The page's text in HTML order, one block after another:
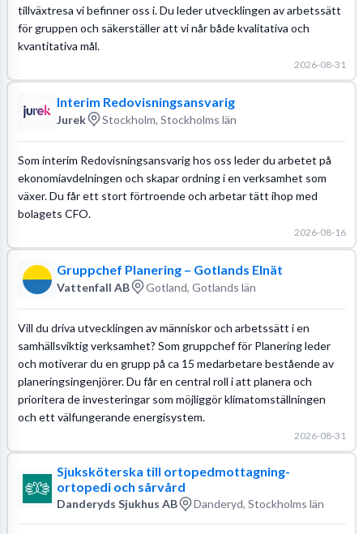
tillväxtresa vi befinner oss i. Du leder utvecklingen av arbetssätt
för gruppen och säkerställer att vi når både kvalitativa och
kvantitativa mål.
2026-08-31
Interim Redovisningsansvarig
Jurek Stockholm, Stockholms län
Som interim Redovisningsansvarig hos oss leder du arbetet på
ekonomiavdelningen och skapar ordning i en verksamhet som
växer. Du får ett stort förtroende och arbetar tätt ihop med
bolagets CFO.
2026-08-16
Gruppchef Planering – Gotlands Elnät
Vattenfall AB Gotland, Gotlands län
Vill du driva utvecklingen av människor och arbetssätt i en
samhällsviktig verksamhet? Som gruppchef för Planering leder
och motiverar du en grupp på ca 15 medarbetare bestående av
planeringsingenjörer. Du får en central roll i att planera och
prioritera de investeringar som möjliggör klimatomställningen
och ett välfungerande energisystem.
2026-08-31
Sjuksköterska till ortopedmottagning-
ortopedi och sårvård
Danderyds Sjukhus AB Danderyd, Stockholms län